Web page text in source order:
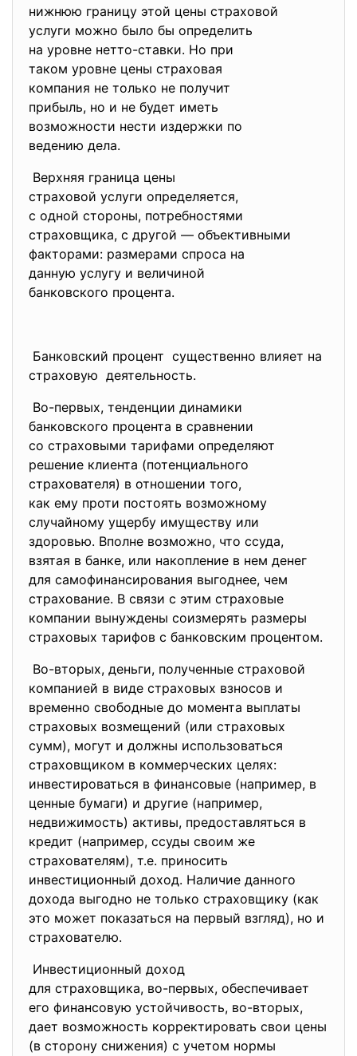
нижнюю границу этой цены страховой
услуги можно было бы определить
на уровне нетто-ставки. Но при
таком уровне цены страховая
компания не только не получит
прибыль, но и не будет иметь
возможности нести издержки по
ведению дела.
Верхняя граница цены
страховой услуги определяется,
с одной стороны, потребностями
страховщика, с другой — объективными
факторами: размерами спроса на
данную услугу и величиной
банковского процента.
Банковский процент существенно влияет на
страховую деятельность.
Во-первых, тенденции динамики
банковского процента в сравнении
со страховыми тарифами определяют
решение клиента (потенциального
страхователя) в отношении того,
как ему проти постоять возможному
случайному ущербу имуществу или
здоровью. Вполне возможно, что ссуда,
взятая в банке, или накопление в нем денег
для самофинансирования выгоднее, чем
страхование. В связи с этим страховые
компании вынуждены соизмерять размеры
страховых тарифов с банковским процентом.
Во-вторых, деньги, полученные страховой
компанией в виде страховых взносов и
временно свободные до момента выплаты
страховых возмещений (или страховых
сумм), могут и должны использоваться
страховщиком в коммерческих целях:
инвестироваться в финансовые (например, в
ценные бумаги) и другие (например,
недвижимость) активы, предоставляться в
кредит (например, ссуды своим же
страхователям), т.е. приносить
инвестиционный доход. Наличие данного
дохода выгодно не только страховщику (как
это может показаться на первый взгляд), но и
страхователю.
Инвестиционный доход
для страховщика, во-первых, обеспечивает
его финансовую устойчивость, во-вторых,
дает возможность корректировать свои цены
(в сторону снижения) с учетом нормы